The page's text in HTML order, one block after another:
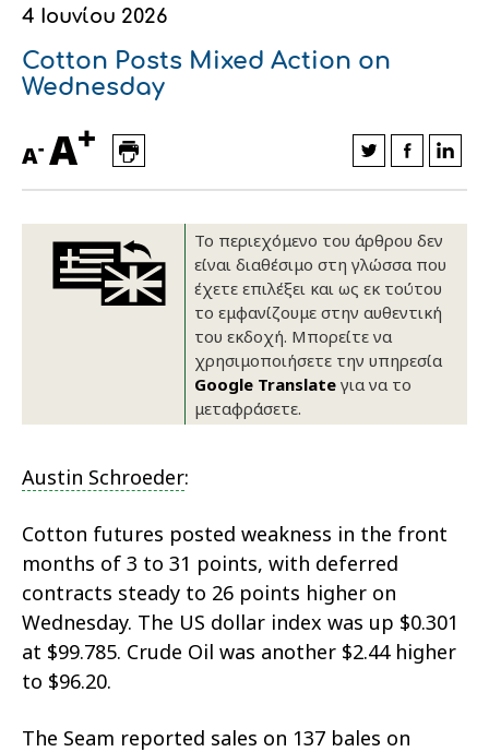
Οικονομικά στοιχεία
Εταιρική δομή
Καινοτομία
Επικοινωνία
Πως θα μας βρείτε
Εξαγωγές
Συνέδρια
Πως θα μας βρείτε
Ευφυής γεωργία
Συμβουλευτική στο χωράφι
Εκκόκκιση για λογαριασμό του
παραγωγού
Ιατρικές υπηρεσίες
Πως θα μας βρείτε
Αλυσίδα βάμβακος
Πως θα μας βρείτε
Κλωστοϋφαντουργία - Ένδυση
Εταιρικά νέα
Πως θα μας βρείτε
Πως θα μας βρείτε
4 Ιουνίου 2026
Cotton Posts Mixed Action on
Wednesday
A- A+
Το περιεχόμενο του άρθρου δεν
είναι διαθέσιμο στη γλώσσα που
έχετε επιλέξει και ως εκ τούτου
το εμφανίζουμε στην αυθεντική
του εκδοχή. Μπορείτε να
χρησιμοποιήσετε την υπηρεσία
Google Translateγια να το
μεταφράσετε.
Austin Schroeder:
Cotton futures posted weakness in the front
months of 3 to 31 points, with deferred
contracts steady to 26 points higher on
Wednesday. The US dollar index was up $0.301
at $99.785. Crude Oil was another $2.44 higher
to $96.20.
The Seam reported sales on 137 bales on